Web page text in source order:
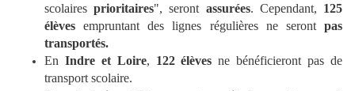
scolairesprioritaires", seront assurées. Cependant, 125
élèvesempruntant des lignes régulières ne serontpas
transportés.
En Indre et Loire, 122 élèvesne bénéficieront pas de
transport scolaire.